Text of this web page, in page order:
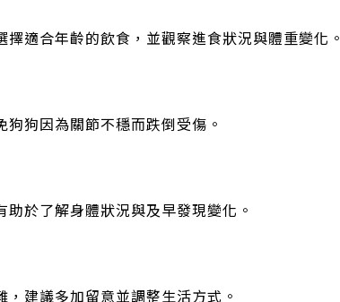
適合年齡的飲食，並觀察進食狀況與體重變化。
狗因為關節不穩而跌倒受傷。
於了解身體狀況與及早發現變化。
建議多加留意並調整生活方式。